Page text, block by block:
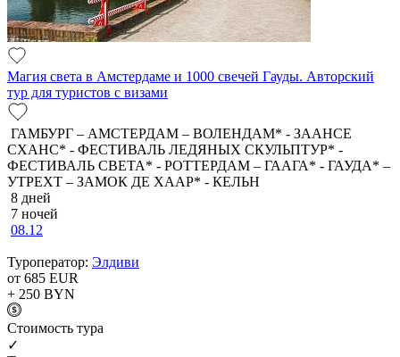
Магия света в Амстердаме и 1000 свечей Гауды. Авторский
тур для туристов с визами
ГАМБУРГ – АМСТЕРДАМ – ВОЛЕНДАМ* - ЗААНСЕ
СХАНС* - ФЕСТИВАЛЬ ЛЕДЯНЫХ СКУЛЬПТУР* -
ФЕСТИВАЛЬ СВЕТА* - РОТТЕРДАМ – ГААГА* - ГАУДА* –
УТРЕХТ – ЗАМОК ДЕ ХААР* - КЕЛЬН
8 дней
7 ночей
08.12
Туроператор: Элдиви
от 685 EUR
+ 250 BYN
Cтоимость тура
✓